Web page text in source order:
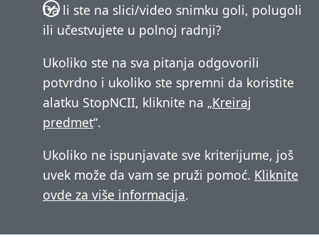
Da li ste na slici/video snimku goli, polugoli
ili učestvujete u polnoj radnji?
Ukoliko ste na sva pitanja odgovorili
potvrdno i ukoliko ste spremni da koristite
alatku StopNCII, kliknite na „Kreiraj
predmet“.
Ukoliko ne ispunjavate sve kriterijume, još
uvek može da vam se pruži pomoć. Kliknite
ovde za više informacija.